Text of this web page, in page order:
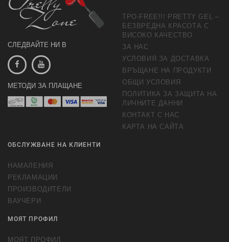
СЛЕДВАЙТЕ НИ В
МЕТОДИ ЗА ПЛАЩАНЕ
TPO-FREE!!! PRETTY GEL –
БЕЗВРЕДНА КРАСОТА С
ВИСОКО КАЧЕСТВО
ЗА НАС
УСЛОВИЯ ЗА ДОСТАВКА
ВРЪЩАНЕ НА ПРОДУКТИ
ОБЩИ УСЛОВИЯ
ПОЛИТИКА ЗА ЗАЩИТА НА
ЛИЧНИТЕ ДАННИ
КОНТАКТ С НАС
КАРТА НА САЙТА
ОБСЛУЖВАНЕ НА КЛИЕНТИ
НАМАЛЕНИЯ
РЕКЛАМАЦИИ
ПРОИЗВОДИТЕЛИ
ВАУЧЕРИ
МОЯТ ПРОФИЛ
МОЯТ ПРОФИЛ